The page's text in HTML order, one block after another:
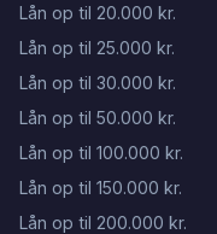
Lån op til 20.000 kr.
Lån op til 25.000 kr.
Lån op til 30.000 kr.
Lån op til 50.000 kr.
Lån op til 100.000 kr.
Lån op til 150.000 kr.
Lån op til 200.000 kr.